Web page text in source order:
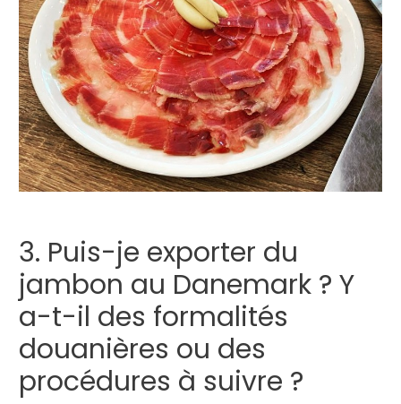
3. Puis-je exporter du
jambon au Danemark ? Y
a-t-il des formalités
douanières ou des
procédures à suivre ?